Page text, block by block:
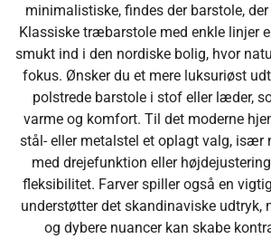
minimalistiske, findes der barstole,
Klassiske træbarstole med enkle linjer
smukt ind i den nordiske bolig, hvor
fokus. Ønsker du et mere luksuriøst
polstrede barstole i stof eller læder,
varme og komfort. Til det moderne
stål- eller metalstel et oplagt valg, især
med drejefunktion eller
fleksibilitet. Farver spiller også en
understøtter det skandinaviske udtryk,
og dybere nuancer kan skabe